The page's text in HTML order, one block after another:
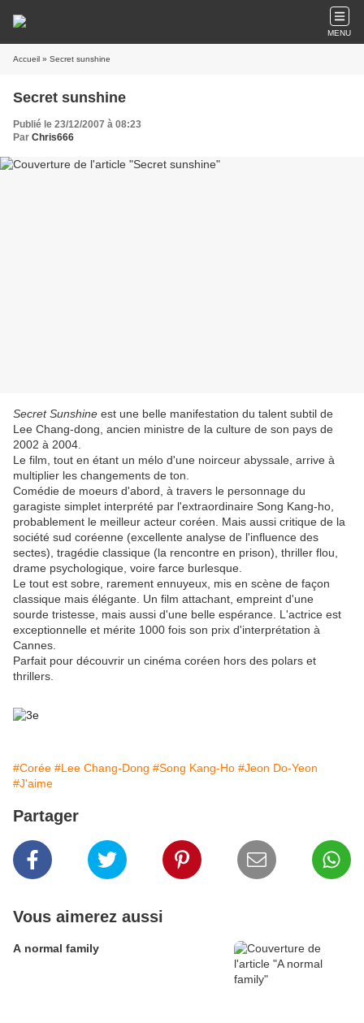
MENU
Accueil » Secret sunshine
Secret sunshine
Publié le 23/12/2007 à 08:23
Par Chris666
Secret Sunshine est une belle manifestation du talent subtil de
Lee Chang-dong, ancien ministre de la culture de son pays de
2002 à 2004.
Le film, tout en étant un mélo d'une noirceur abyssale, arrive à
multiplier les changements de ton.
Comédie de moeurs d'abord, à travers le personnage du
garagiste simplet interprété par l'extraordinaire Song Kang-ho,
probablement le meilleur acteur coréen. Mais aussi critique de la
société sud coréenne (excellente analyse de l'influence des
sectes), tragédie classique (la rencontre en prison), thriller flou,
drame psychologique, voire farce burlesque.
Le tout est sobre, rarement ennuyeux, mis en scène de façon
classique mais élégante. Un film attachant, empreint d'une
sourde tristesse, mais aussi d'une belle espérance. L'actrice est
exceptionnelle et mérite 1000 fois son prix d'interprétation à
Cannes.
Parfait pour découvrir un cinéma coréen hors des polars et
thrillers.
#Corée #Lee Chang-Dong #Song Kang-Ho #Jeon Do-Yeon
#J'aime
Partager
Vous aimerez aussi
A normal family